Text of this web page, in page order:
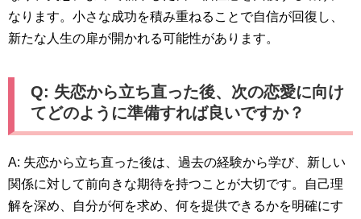
なります。小さな成功を積み重ねることで自信が回復し、
新たな人生の扉が開かれる可能性があります。
Q: 失恋から立ち直った後、次の恋愛に向け
てどのように準備すれば良いですか？
A: 失恋から立ち直った後は、過去の経験から学び、新しい
関係に対して前向きな期待を持つことが大切です。自己理
解を深め、自分が何を求め、何を提供できるかを明確にす